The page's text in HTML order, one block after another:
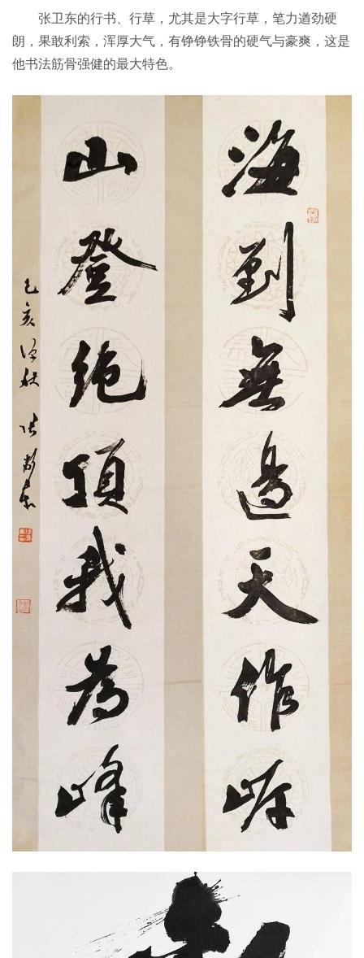
张卫东的行书、行草，尤其是大字行草，笔力遒劲硬
朗，果敢利索，浑厚大气，有铮铮铁骨的硬气与豪爽，这是
他书法筋骨强健的最大特色。